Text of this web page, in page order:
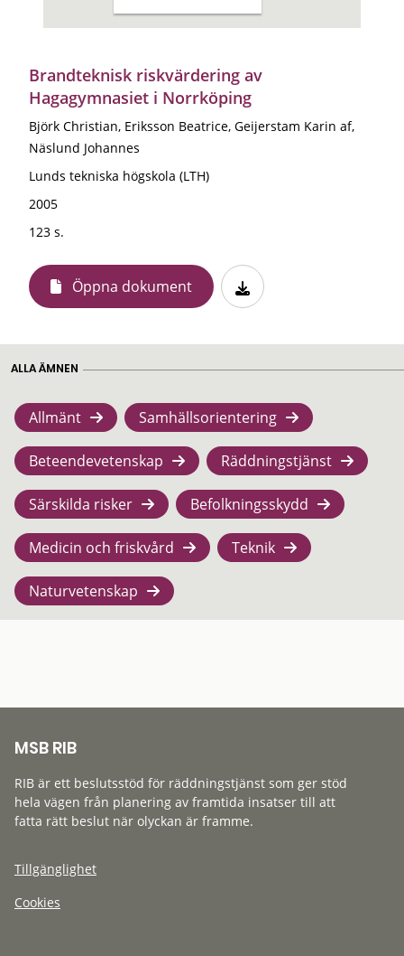
Brandteknisk riskvärdering av
Hagagymnasiet i Norrköping
Björk Christian, Eriksson Beatrice, Geijerstam Karin af,
Näslund Johannes
Lunds tekniska högskola (LTH)
2005
123 s.
Öppna dokument
ALLA ÄMNEN
Allmänt Samhällsorientering
Beteendevetenskap Räddningstjänst
Särskilda risker Befolkningsskydd
Medicin och friskvård Teknik
Naturvetenskap
MSB RIB
RIB är ett beslutsstöd för räddningstjänst som ger stöd
hela vägen från planering av framtida insatser till att
fatta rätt beslut när olyckan är framme.
Tillgänglighet
Cookies